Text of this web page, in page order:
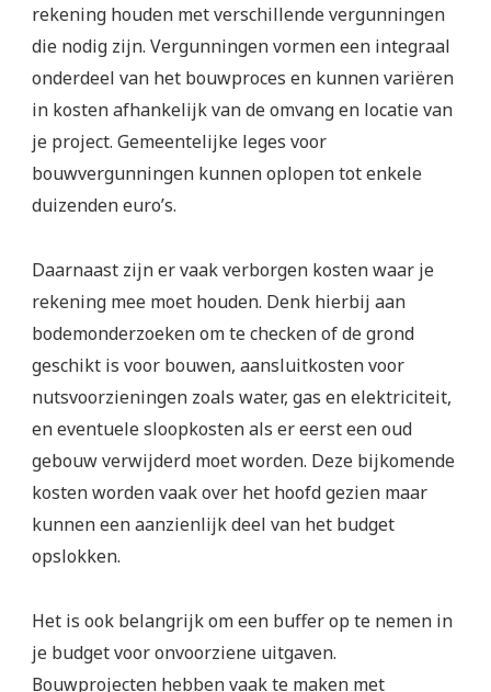
rekening houden met verschillende vergunningen
die nodig zijn. Vergunningen vormen een integraal
onderdeel van het bouwproces en kunnen variëren
in kosten afhankelijk van de omvang en locatie van
je project. Gemeentelijke leges voor
bouwvergunningen kunnen oplopen tot enkele
duizenden euro’s.
Daarnaast zijn er vaak verborgen kosten waar je
rekening mee moet houden. Denk hierbij aan
bodemonderzoeken om te checken of de grond
geschikt is voor bouwen, aansluitkosten voor
nutsvoorzieningen zoals water, gas en elektriciteit,
en eventuele sloopkosten als er eerst een oud
gebouw verwijderd moet worden. Deze bijkomende
kosten worden vaak over het hoofd gezien maar
kunnen een aanzienlijk deel van het budget
opslokken.
Het is ook belangrijk om een buffer op te nemen in
je budget voor onvoorziene uitgaven.
Bouwprojecten hebben vaak te maken met